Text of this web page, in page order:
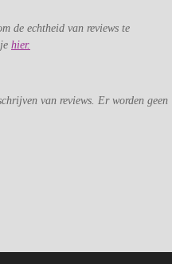
de echtheid van reviews te
hier.
van reviews. Er worden geen